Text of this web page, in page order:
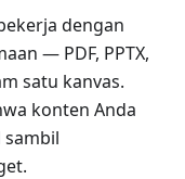
dengan
— PDF, PPTX,
satu kanvas.
konten Anda